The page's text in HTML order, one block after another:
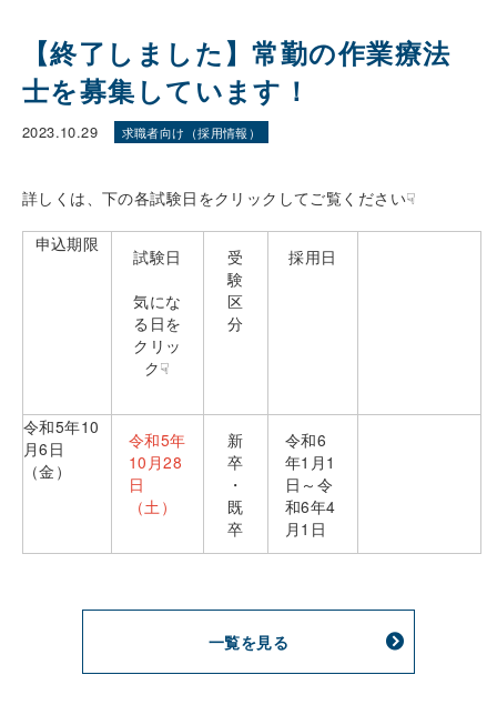
【終了しました】常勤の作業療法
士を募集しています！
2023.10.29 求職者向け（採用情報）
詳しくは、下の各試験日をクリックしてご覧ください☟
申込期限
試験日
気にな
る日を
クリッ
ク☟
受
験
区
分
採用日
令和5年10
月6日
（金）
令和5年
10月28
日
（土）
新
卒
・
既
卒
令和6
年1月1
日～令
和6年4
月1日
一覧を見る